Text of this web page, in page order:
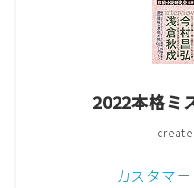
2022本格ミ
カスタマ